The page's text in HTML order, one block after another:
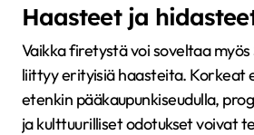
Haasteet ja
Vaikka firetystä voi soveltaa myös
liittyy erityisiä haasteita. Korkeat
etenkin pääkaupunkiseudulla,
ja kulttuurilliset odotukset voivat